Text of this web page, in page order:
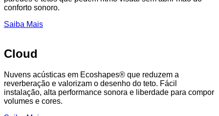
conforto sonoro.
Saiba Mais
Cloud
Nuvens acústicas em Ecoshapes® que reduzem a
reverberação e valorizam o desenho do teto. Fácil
instalação, alta performance sonora e liberdade para compor
volumes e cores.